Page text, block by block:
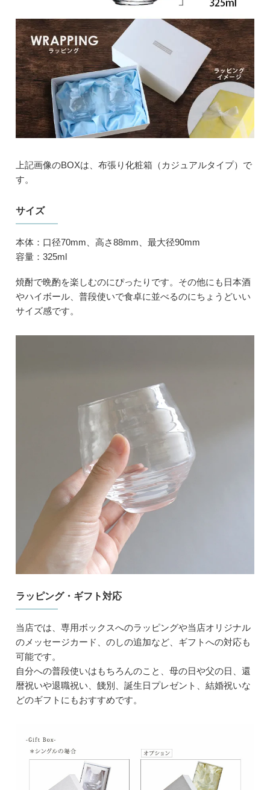
上記画像のBOXは、布張り化粧箱（カジュアルタイプ）で
す。
サイズ
本体：口径70mm、高さ88mm、最大径90mm
容量：325ml
焼酎で晩酌を楽しむのにぴったりです。その他にも日本酒
やハイボール、普段使いで食卓に並べるのにちょうどいい
サイズ感です。
ラッピング・ギフト対応
当店では、専用ボックスへのラッピングや当店オリジナル
のメッセージカード、のしの追加など、ギフトへの対応も
可能です。
自分への普段使いはもちろんのこと、母の日や父の日、還
暦祝いや退職祝い、餞別、誕生日プレゼント、結婚祝いな
どのギフトにもおすすめです。